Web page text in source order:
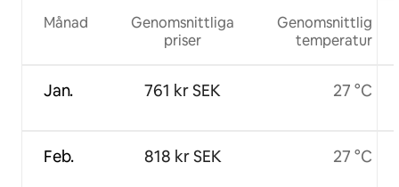
Månad
Jan.
Feb.
Genomsnittliga
priser
761 kr SEK
818 kr SEK
Genomsnittlig
temperatur
27 °C
27 °C